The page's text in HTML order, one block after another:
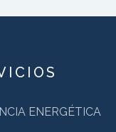
ENERGÉTICA